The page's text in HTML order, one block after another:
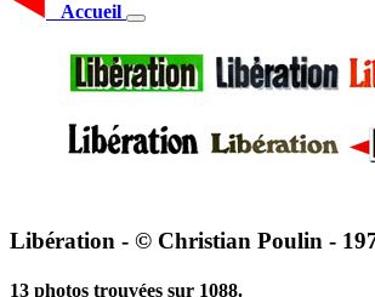
Accueil
Libération - © Christian Poulin -
13 photos trouvées sur 1088.